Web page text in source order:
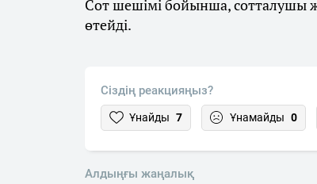
Сот шешімі бойынша, сотталушы
өтейді.
Сіздің реакцияңыз?
Ұнайды 7 Ұнамайды 0
Алдыңғы жаңалық